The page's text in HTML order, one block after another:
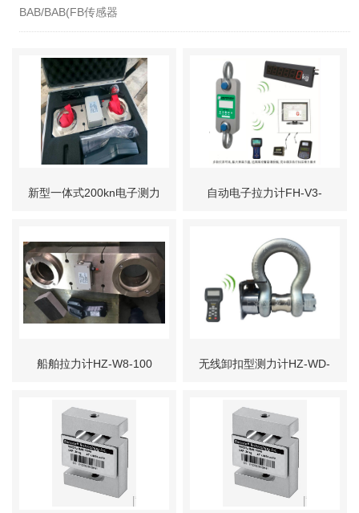
BAB/BAB(FB传感器
新型一体式200kn电子测力 自动电子拉力计FH-V3-
船舶拉力计HZ-W8-100​
卸扣
无线卸扣型测力计HZ-WD-